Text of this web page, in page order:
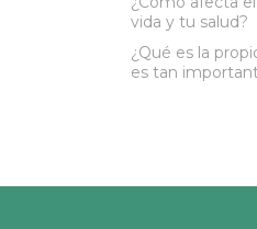
vida y tu salud?
¿Qué es la
es tan